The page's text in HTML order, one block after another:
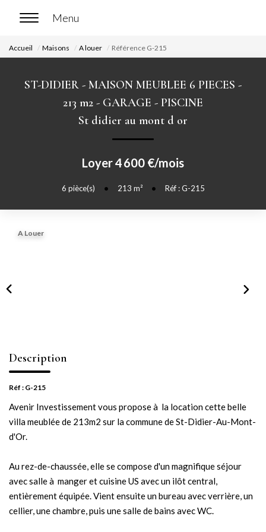
ACCUEIL
Nos biens en vente
Chasse immobilière
LOUER
VENDRE
Nos biens vendus
CONTACT
Accueil Maisons A louer Référence G-215
ST-DIDIER - MAISON MEUBLEE 6 PIECES -
213 m2 - GARAGE - PISCINE
St didier au mont d or
Loyer 4 600 €/mois
6 pièce(s) • 213 m² • Réf : G-215
A Louer
Description
Réf : G-215
Avenir Investissement vous propose à la location cette belle
villa meublée de 213m2 sur la commune de St-Didier-Au-Mont-
d'Or.
Au rez-de-chaussée, elle se compose d'un magnifique séjour
avec salle à manger et cuisine US avec un ilôt central,
entièrement équipée. Vient ensuite un bureau avec verrière, un
cellier, une chambre, puis une salle de bains avec WC.